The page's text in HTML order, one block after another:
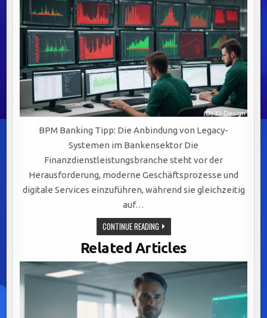
BPM Banking Tipp: Die Anbindung von Legacy-
Systemen im Bankensektor Die
Finanzdienstleistungsbranche steht vor der
Herausforderung, moderne Geschäftsprozesse und
digitale Services einzuführen, während sie gleichzeitig
auf…
CONTINUE READINGEFFIZIENTE
INTEGRATION
VON
LEGACY-
SYSTEMEN:
SCHLÜSSEL
ZU
AGILEM
BANKING
DURCH
BPM-
LÖSUNGEN
Related Articles